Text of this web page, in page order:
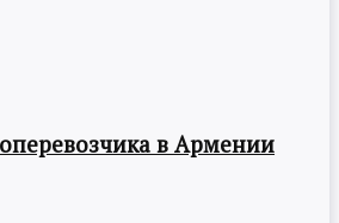
в Армении